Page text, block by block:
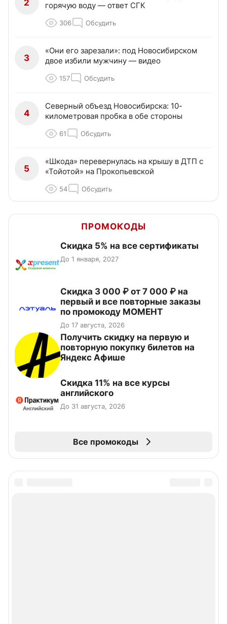
2
горячую воду — ответ СГК
306 Обсудить
3
«Они его зарезали»: под Новосибирском
двое избили мужчину — видео
157 Обсудить
4
Северный объезд Новосибирска: 10-
километровая пробка в обе стороны
61 Обсудить
5
«Шкода» перевернулась на крышу в ДТП с
«Тойотой» на Прокопьевской
54 Обсудить
ПРОМОКОДЫ
Скидка 5% на все сертификаты
До 1 января, 2027
Скидка 3 000 ₽ от 7 000 ₽ на
первый и все повторные заказы
по промокоду МОМЕНТ
До 17 августа, 2026
Получить скидку на первую и
повторную покупку билетов на
Яндекс Афише
Скидка 11% на все курсы
английского
До 31 августа, 2026
Все промокоды